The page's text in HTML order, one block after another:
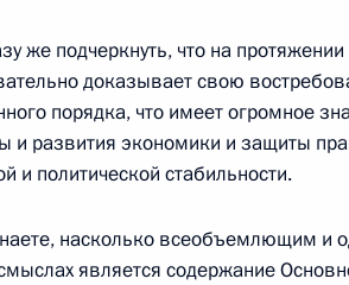
года, 14:35
Конституционного
года, 13:30
же подчеркнуть, что на
доказывает свою
порядка, что имеет огромное
и развития экономики и защиты
и политической стабильности.
насколько всеобъемлющим и
является содержание